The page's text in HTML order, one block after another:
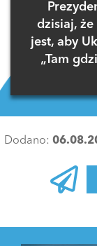
dzisiaj,
jest, aby
„Tam
Dodano: